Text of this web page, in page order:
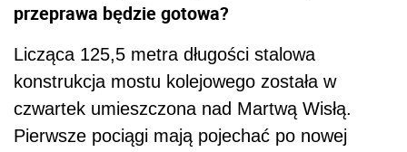
przeprawa będzie gotowa?
Licząca 125,5 metra długości stalowa
konstrukcja mostu kolejowego została w
czwartek umieszczona nad Martwą Wisłą.
Pierwsze pociągi mają pojechać po nowej